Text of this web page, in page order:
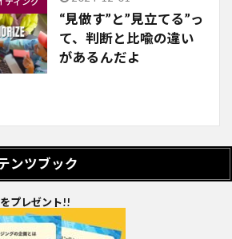
“見做す”と”見立てる”っ
て、判断と比喩の違い
があるんだよ
ンツブック
プレゼント!!